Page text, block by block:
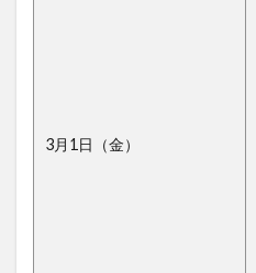
3月1日（金）